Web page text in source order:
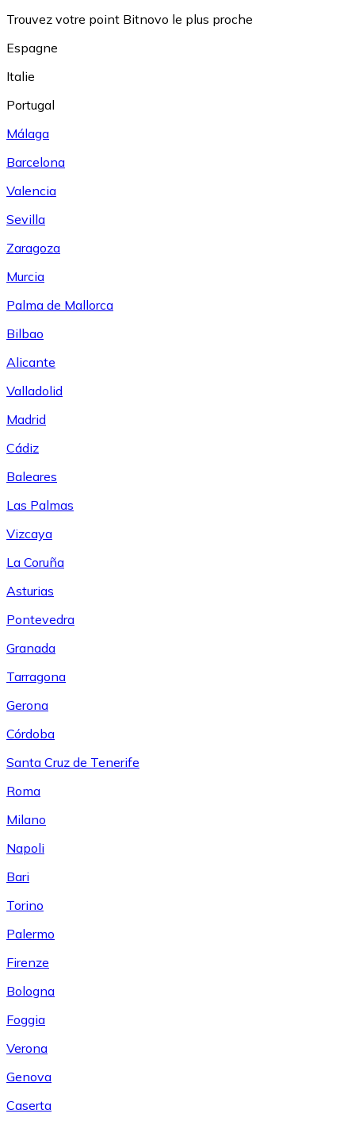
Trouvez votre point Bitnovo le plus proche
Espagne
Italie
Portugal
Málaga
Barcelona
Valencia
Sevilla
Zaragoza
Murcia
Palma de Mallorca
Bilbao
Alicante
Valladolid
Madrid
Cádiz
Baleares
Las Palmas
Vizcaya
La Coruña
Asturias
Pontevedra
Granada
Tarragona
Gerona
Córdoba
Santa Cruz de Tenerife
Roma
Milano
Napoli
Bari
Torino
Palermo
Firenze
Bologna
Foggia
Verona
Genova
Caserta